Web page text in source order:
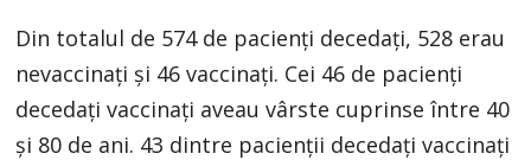
Din totalul de 574 de pacienți decedați, 528 erau
nevaccinați și 46 vaccinați. Cei 46 de pacienți
decedați vaccinați aveau vârste cuprinse între 40
și 80 de ani. 43 dintre pacienții decedați vaccinați